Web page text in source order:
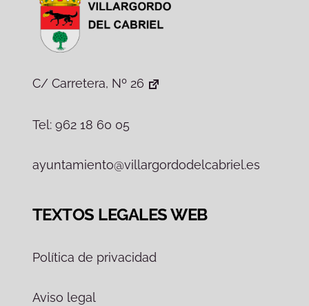
C/ Carretera, Nº 26
Tel: 962 18 60 05
ayuntamiento@villargordodelcabriel.es
TEXTOS LEGALES WEB
Política de privacidad
Aviso legal